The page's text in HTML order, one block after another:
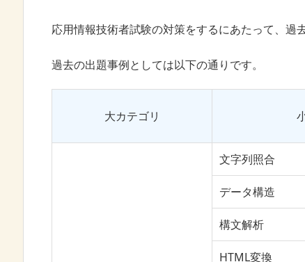
応用情報技術者試験の対策をするにあたって、過
過去の出題事例としては以下の通りです。
大カテゴリ
文字列照合
データ構造
構文解析
HTML変換